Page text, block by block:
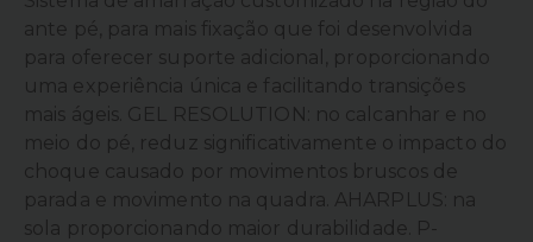
ante pé, para mais fixação que foi desenvolvida
para oferecer suporte adicional, proporcionando
uma experiência única e facilitando transições
mais ágeis. GEL RESOLUTION: no calcanhar e no
meio do pé, reduz significativamente o impacto do
choque causado por movimentos bruscos de
parada e movimento na quadra. AHARPLUS: na
sola proporcionando maior durabilidade. P-